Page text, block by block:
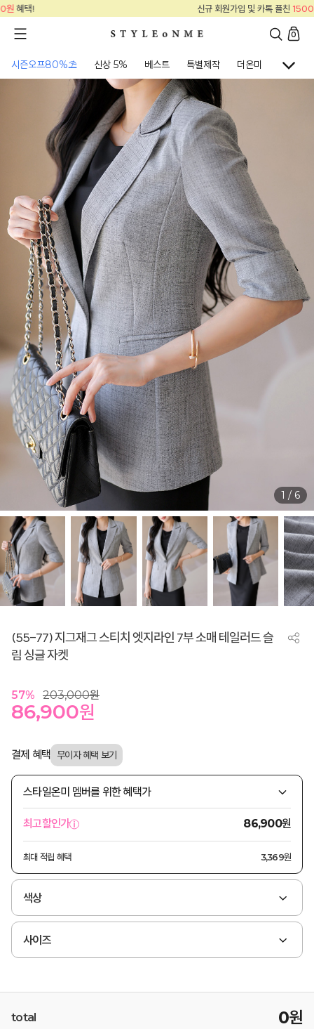
혜택!
0
시즌오프80%⛱ 신상 5% 베스트 특별제작 더온미 골프웨어
1 / 6
(55-77) 지그재그 스티치 엣지라인 7부 소매 테일러드 슬
림 싱글 자켓
57% 203,000원
86,900원
결제 혜택
스타일온미 멤버를 위한 혜택가
최고할인가 86,900원
최대 적립 혜택 3,369원
색상
사이즈
total 0원